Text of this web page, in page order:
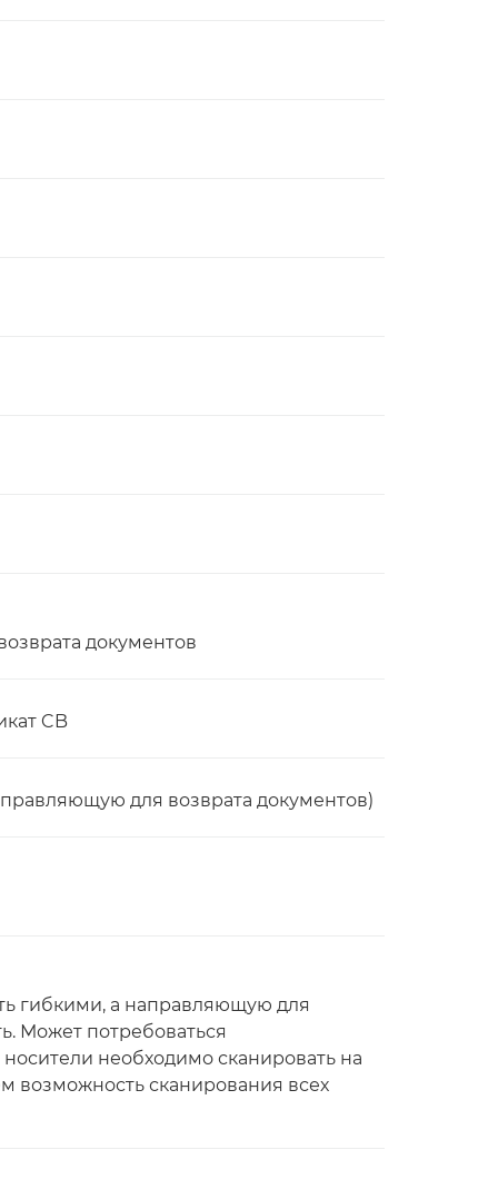
документов
CB
для возврата документов)
гибкими, а направляющую для
Может потребоваться
необходимо сканировать на
возможность сканирования всех